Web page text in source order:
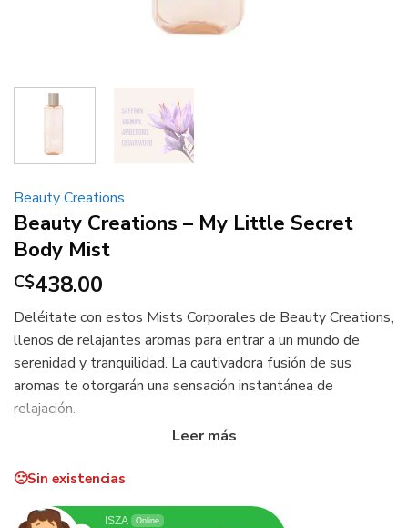
Beauty Creations
Beauty Creations – My Little Secret
Body Mist
C$438.00
Deléitate con estos Mists Corporales de Beauty Creations,
llenos de relajantes aromas para entrar a un mundo de
serenidad y tranquilidad. La cautivadora fusión de sus
aromas te otorgarán una sensación instantánea de
relajación.
Sin existencias
ISZA Online